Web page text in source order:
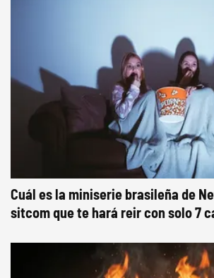
Cuál es la miniserie brasileña de
sitcom que te hará reir con solo 7